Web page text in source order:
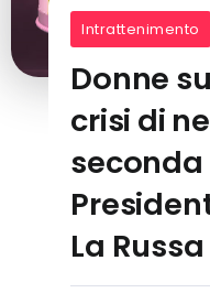
Intrattenimento
Donne
crisi di
La Russa